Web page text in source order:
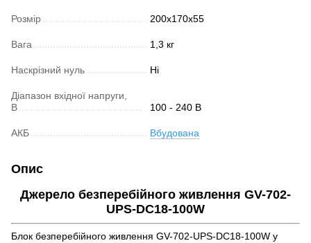
Розмір 200х170х55
Вага 1,3 кг
Наскрізний нуль Ні
Діапазон вхідної напруги,
В
100 - 240 В
АКБ Вбудована
Опис
Джерело безперебійного живлення GV-702-
UPS-DC18-100W
Блок безперебійного живлення GV-702-UPS-DC18-100W у